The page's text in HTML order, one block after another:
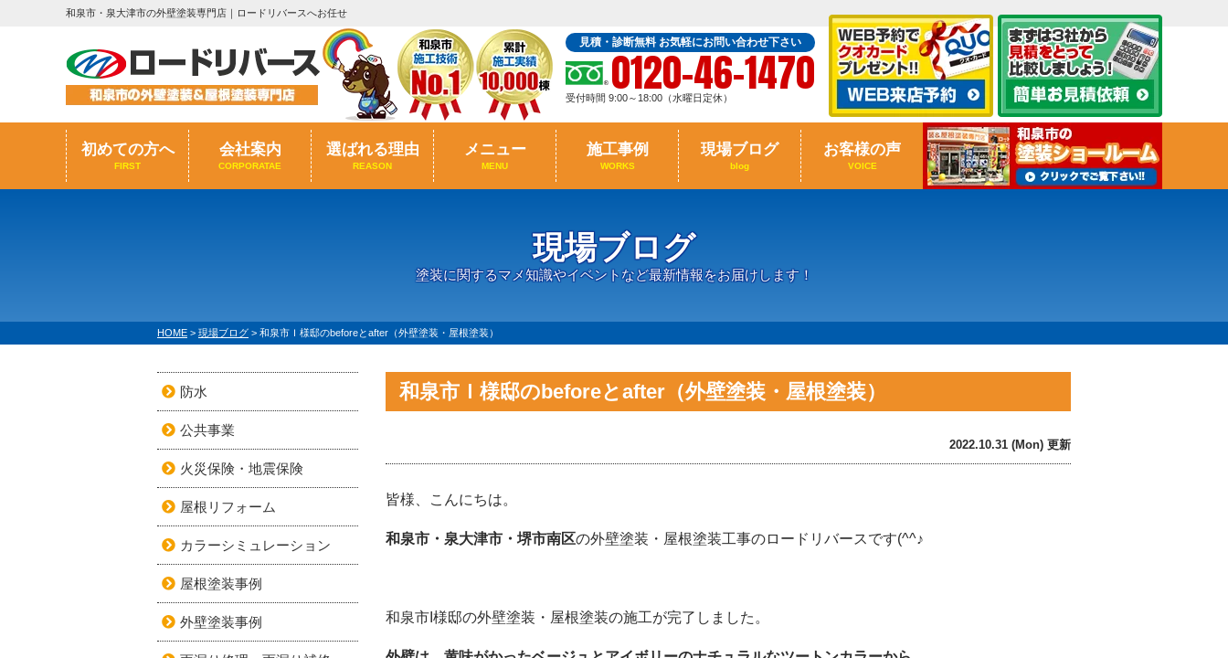
和泉市・泉大津市の外壁塗装専門店｜ロードリバースへお任せ
見積・診断無料 お気軽にお問い合わせ下さい
0120-46-1470
受付時間 9:00～18:00（水曜日定休）
初めての方へ
FIRST
会社案内
CORPORATAE
選ばれる理由
REASON
メニュー
MENU
施工事例
WORKS
現場ブログ
blog
お客様の声
VOICE
現場ブログ
塗装に関するマメ知識やイベントなど最新情報をお届けします！
HOME > 現場ブログ > 和泉市Ｉ様邸のbeforeとafter（外壁塗装・屋根塗装）
和泉市Ｉ様邸のbeforeとafter（外壁塗装・屋根塗装）
2022.10.31 (Mon) 更新
皆様、こんにちは。
和泉市・泉大津市・堺市南区の外壁塗装・屋根塗装工事のロードリバースです(^^♪
和泉市I様邸の外壁塗装・屋根塗装の施工が完了しました。
防水
公共事業
火災保険・地震保険
屋根リフォーム
カラーシミュレーション
屋根塗装事例
外壁塗装事例